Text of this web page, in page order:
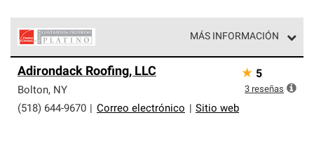
MÁS INFORMACIÓN
Corning constituyen el nivel superior de nuestra red
exclusiva y cumplen con estándares estrictos de
profesionalismo, confiabilidad y destreza incomparable.
Solo ellos pueden ofrecer nuestra mejor garantía de
Adirondack Roofing, LLC
Bolton, NY
(518) 644-9670
Correo electrónico Sitio web
★ 5
3 reseñas